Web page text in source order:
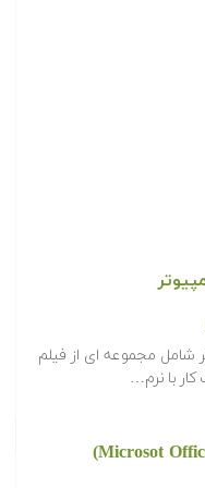
شامل مجموعه ای از فیلم
با نرم…